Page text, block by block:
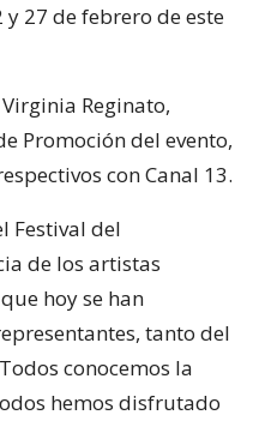
27 de febrero de este
Reginato,
Promoción del evento,
con Canal 13.
Festival del
de los artistas
hoy se han
tanto del
conocemos la
hemos disfrutado